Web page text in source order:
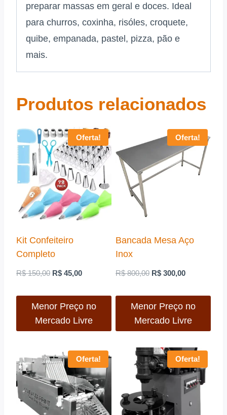
preparar massas em geral e doces. Ideal
para churros, coxinha, risóles, croquete,
quibe, empanada, pastel, pizza, pão e
mais.
Produtos relacionados
Oferta!
Kit Confeiteiro
Completo
R$150,00 O
original
era:
R$ 45,00O
atual
é:
Menor Preço no
Mercado Livre
Oferta!
Bancada Mesa Aço
Inox
R$800,00 O
original
era:
R$ 300,00O
atual
é:
Menor Preço no
Mercado Livre
Oferta! Oferta!